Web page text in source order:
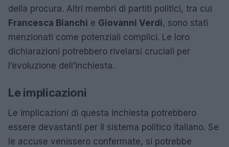
della procura. Altri membri di partiti politici, tra cui
Francesca Bianchi e Giovanni Verdi, sono stati
menzionati come potenziali complici. Le loro
dichiarazioni potrebbero rivelarsi cruciali per
l’evoluzione dell’inchiesta.
Le implicazioni
Le implicazioni di questa inchiesta potrebbero
essere devastanti per il sistema politico italiano. Se
le accuse venissero confermate, si potrebbe